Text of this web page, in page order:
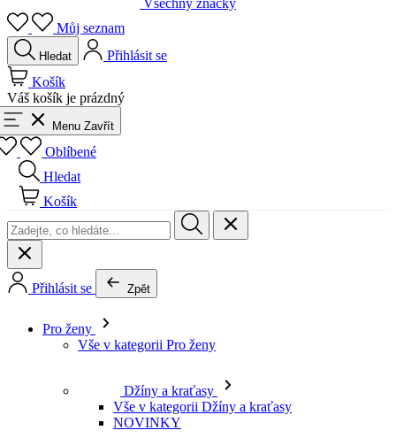
Všechny značky
Můj seznam
Hledat
Přihlásit se
Košík
Váš košík je prázdný
Menu Zavřít
Oblíbené
Hledat
Košík
Přihlásit se Zpět
Pro ženy
Vše v kategorii Pro ženy
Džíny a kraťasy
Vše v kategorii Džíny a kraťasy
NOVINKY